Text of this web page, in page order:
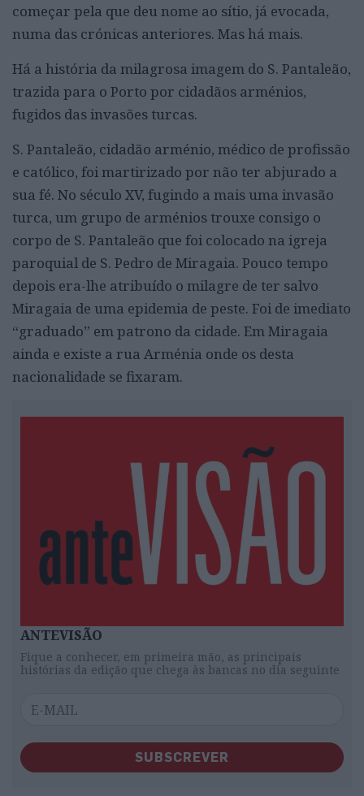
começar pela que deu nome ao sítio, já evocada,
numa das crónicas anteriores. Mas há mais.
Há a história da milagrosa imagem do S. Pantaleão,
trazida para o Porto por cidadãos arménios,
fugidos das invasões turcas.
S. Pantaleão, cidadão arménio, médico de profissão
e católico, foi martirizado por não ter abjurado a
sua fé. No século XV, fugindo a mais uma invasão
turca, um grupo de arménios trouxe consigo o
corpo de S. Pantaleão que foi colocado na igreja
paroquial de S. Pedro de Miragaia. Pouco tempo
depois era-lhe atribuído o milagre de ter salvo
Miragaia de uma epidemia de peste. Foi de imediato
“graduado” em patrono da cidade. Em Miragaia
ainda e existe a rua Arménia onde os desta
nacionalidade se fixaram.
ANTEVISÃO
Fique a conhecer, em primeira mão, as principais
histórias da edição que chega às bancas no dia seguinte
SUBSCREVER